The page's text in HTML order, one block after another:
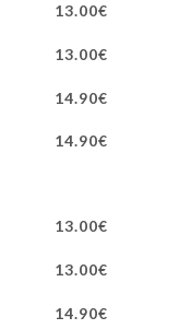
13.00€
13.00€
14.90€
14.90€
13.00€
13.00€
14.90€